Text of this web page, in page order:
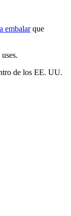
embalarque
de los EE. UU.